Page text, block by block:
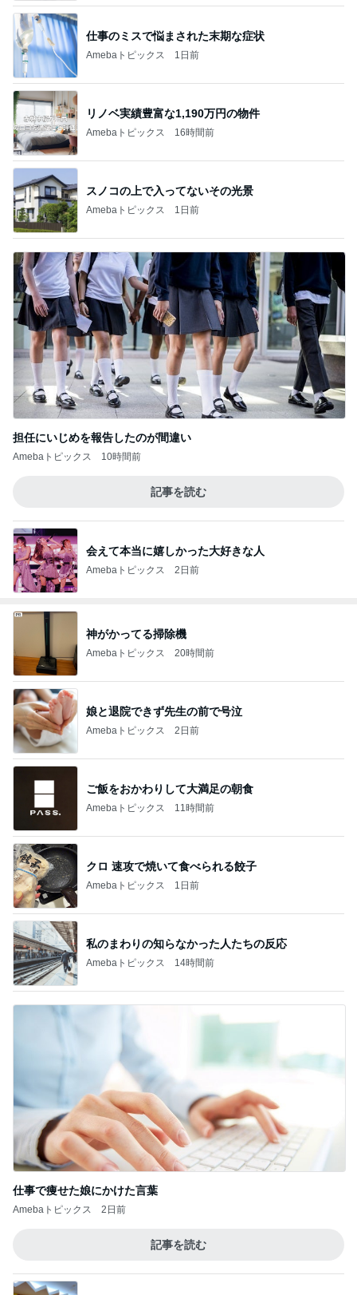
仕事のミスで悩まされた末期な症状
Amebaトピックス 1日前
リノベ実績豊富な1,190万円の物件
Amebaトピックス 16時間前
スノコの上で入ってないその光景
Amebaトピックス 1日前
担任にいじめを報告したのが間違い
Amebaトピックス 10時間前
記事を読む
会えて本当に嬉しかった大好きな人
Amebaトピックス 2日前
神がかってる掃除機
Amebaトピックス 20時間前
娘と退院できず先生の前で号泣
Amebaトピックス 2日前
ご飯をおかわりして大満足の朝食
Amebaトピックス 11時間前
クロ 速攻で焼いて食べられる餃子
Amebaトピックス 1日前
私のまわりの知らなかった人たちの反応
Amebaトピックス 14時間前
仕事で痩せた娘にかけた言葉
Amebaトピックス 2日前
記事を読む